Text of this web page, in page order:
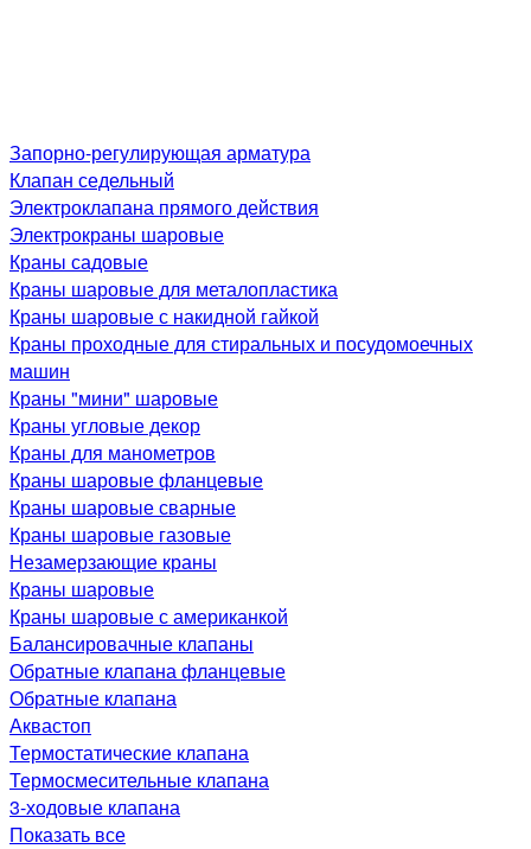
Запорно-регулирующая арматура
Клапан седельный
Электроклапана прямого действия
Электрокраны шаровые
Краны садовые
Краны шаровые для металопластика
Краны шаровые с накидной гайкой
Краны проходные для стиральных и посудомоечных
машин
Краны "мини" шаровые
Краны угловые декор
Краны для манометров
Краны шаровые фланцевые
Краны шаровые сварные
Краны шаровые газовые
Незамерзающие краны
Краны шаровые
Краны шаровые с американкой
Балансировачные клапаны
Обратные клапана фланцевые
Обратные клапана
Аквастоп
Термостатические клапана
Термосмесительные клапана
3-ходовые клапана
Показать все